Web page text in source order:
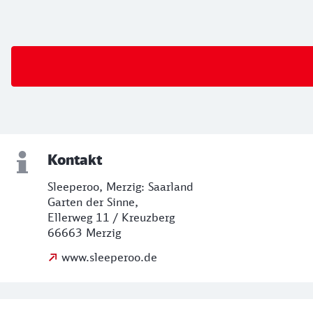
Kontakt
Sleeperoo, Merzig: Saarland
Garten der Sinne,
Ellerweg 11 / Kreuzberg
66663 Merzig
www.sleeperoo.de